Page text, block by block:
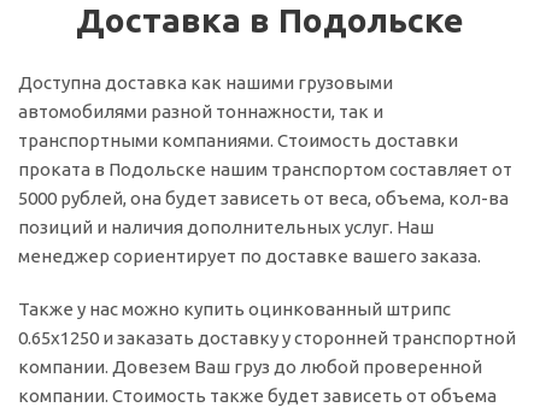
Доставка в Подольске
Доступна доставка как нашими грузовыми
автомобилями разной тоннажности, так и
транспортными компаниями. Стоимость доставки
проката в Подольске нашим транспортом составляет от
5000 рублей, она будет зависеть от веса, объема, кол-ва
позиций и наличия дополнительных услуг. Наш
менеджер сориентирует по доставке вашего заказа.
Также у нас можно купить оцинкованный штрипс
0.65х1250 и заказать доставку у сторонней транспортной
компании. Довезем Ваш груз до любой проверенной
компании. Стоимость также будет зависеть от объема